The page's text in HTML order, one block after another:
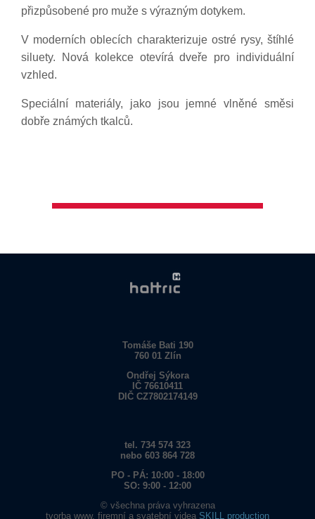
přizpůsobené pro muže s výrazným dotykem.
V moderních oblecích charakterizuje ostré rysy, štíhlé
siluety. Nová kolekce otevírá dveře pro individuální
vzhled.
Speciální materiály, jako jsou jemné vlněné směsi
dobře známých tkalců.
Tomáše Bati 190
760 01 Zlín
Ondřej Sýkora
IČ 76610411
DIČ CZ7802174149
tel. 734 574 323
nebo 603 864 728
PO - PÁ: 10:00 - 18:00
SO: 9:00 - 12:00
© všechna práva vyhrazena
tvorba www, firemní a svatební videa SKILL production